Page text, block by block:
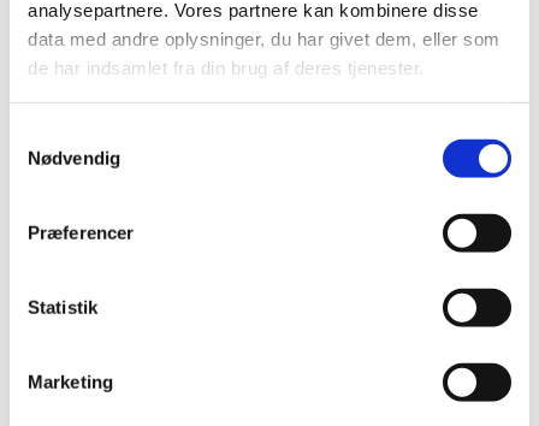
analysepartnere. Vores partnere kan kombinere disse
data med andre oplysninger, du har givet dem, eller som
de har indsamlet fra din brug af deres tjenester.
Nødvendig
Præferencer
Statistik
Marketing
Drifteffekt: 24 kW
Max: 400 V
Amp.: 43 A
motorydelse: ca. 66 dB
Bredde: 3,56 m
Med udtag til 16 og 32 Amp samt 230 v
Egenvægt: 1,166 ton